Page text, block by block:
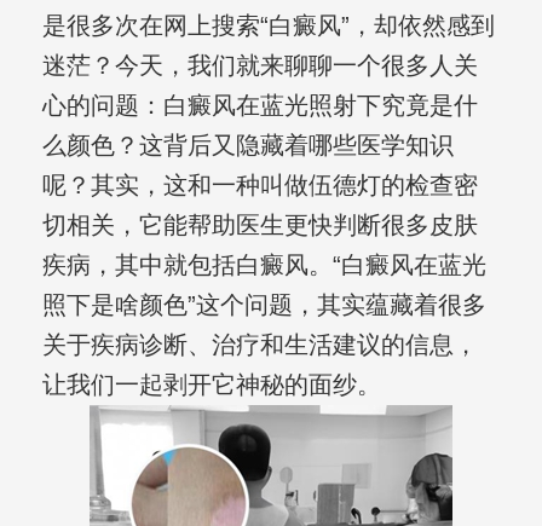
是很多次在网上搜索“白癜风”，却依然感到
迷茫？今天，我们就来聊聊一个很多人关
心的问题：白癜风在蓝光照射下究竟是什
么颜色？这背后又隐藏着哪些医学知识
呢？其实，这和一种叫做伍德灯的检查密
切相关，它能帮助医生更快判断很多皮肤
疾病，其中就包括白癜风。“白癜风在蓝光
照下是啥颜色”这个问题，其实蕴藏着很多
关于疾病诊断、治疗和生活建议的信息，
让我们一起剥开它神秘的面纱。